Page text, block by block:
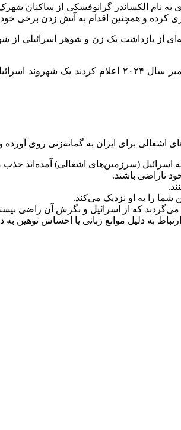
نام الکساندر گرانوفسکی از ساکنان شهرک
کرده و همچنین اقدام به آتش‌ زدن برخی
از بازداشت یک زن و شوهر اسرائیلی از
دستگاه‌های امنیتی رژیم صهیونیستی
اسرائیل (سرزمین‌های اشغالی) آمده‌اند جذب
ناراضی باشند.
را به او نزدیک می‌کند.
می‌گردند که از اسرائیل و نگرش آن راضی
به دلیل موانع زبانی یا احساس توهین به